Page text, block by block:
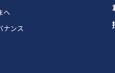
へ
ナンス